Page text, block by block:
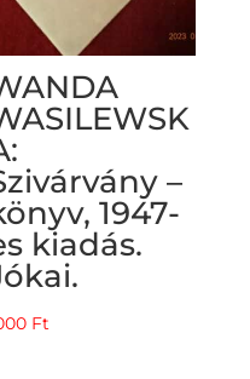
–
1947-
kiadás.
Ft